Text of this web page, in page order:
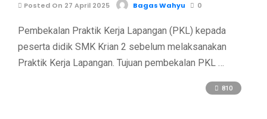
Posted On 27 April 2025 Bagas Wahyu 0
Pembekalan Praktik Kerja Lapangan (PKL) kepada
peserta didik SMK Krian 2 sebelum melaksanakan
Praktik Kerja Lapangan. Tujuan pembekalan PKL …
810